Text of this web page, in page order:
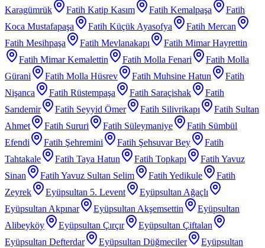
Karagümrük Fatih Katip Kasım Fatih Kemalpaşa
Fatih
Koca Mustafapaşa
Fatih Küçük Ayasofya
Fatih Mercan
Fatih Mesihpaşa
Fatih Mevlanakapı
Fatih Mimar Hayrettin
Fatih Mimar Kemalettin
Fatih Molla Fenari
Fatih Molla
Gürani
Fatih Molla Hüsrev Fatih Muhsine Hatun
Fatih
Nişanca
Fatih Rüstempaşa Fatih Saraçishak
Fatih
Sarıdemir
Fatih Seyyid Ömer Fatih Silivrikapı
Fatih Sultan
Ahmet
Fatih Sururi Fatih Süleymaniye
Fatih Sümbül
Efendi
Fatih Şehremini Fatih Şehsuvar Bey
Fatih
Tahtakale
Fatih Taya Hatun Fatih Topkapı
Fatih Yavuz
Sinan
Fatih Yavuz Sultan Selim Fatih Yedikule
Fatih
Zeyrek
Eyüpsultan 5. Levent
Eyüpsultan Ağaçlı
Eyüpsultan Akpınar
Eyüpsultan Akşemsettin
Eyüpsultan
Alibeyköy
Eyüpsultan Çırçır
Eyüpsultan Çiftalan
Eyüpsultan Defterdar
Eyüpsultan Düğmeciler
Eyüpsultan